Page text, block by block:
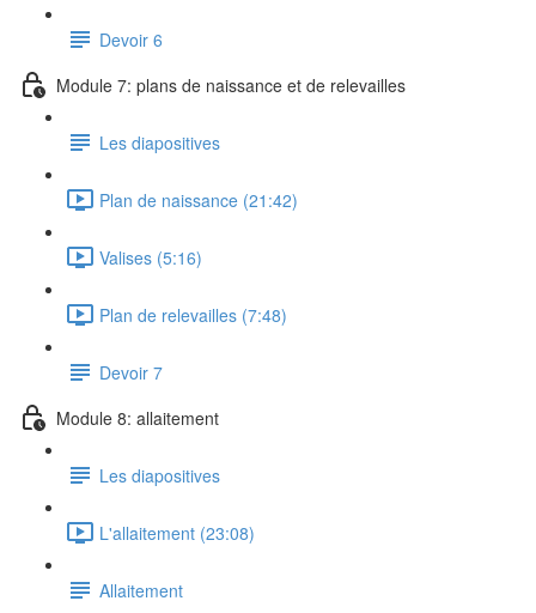
Devoir 6
Module 7: plans de naissance et de relevailles
Les diapositives
Plan de naissance (21:42)
Valises (5:16)
Plan de relevailles (7:48)
Devoir 7
Module 8: allaitement
Les diapositives
L'allaitement (23:08)
Allaitement